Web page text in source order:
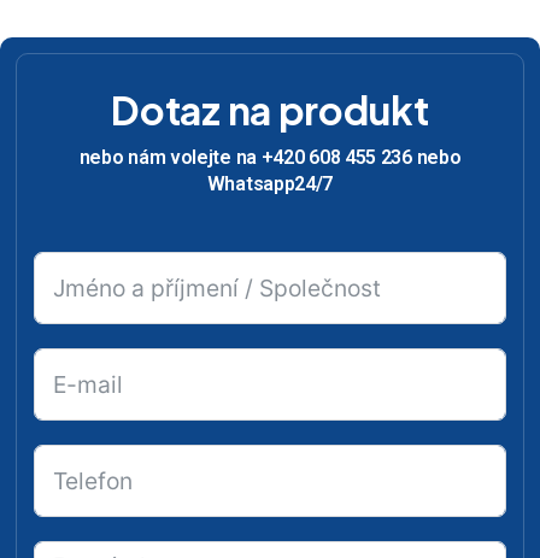
Dotaz na produkt
nebo nám volejte na +420 608 455 236 nebo
Whatsapp24/7